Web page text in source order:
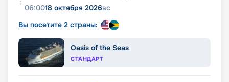
06:0018 октября 2026вс
Вы посетите 2 страны:
Oasis of the Seas
СТАНДАРТ